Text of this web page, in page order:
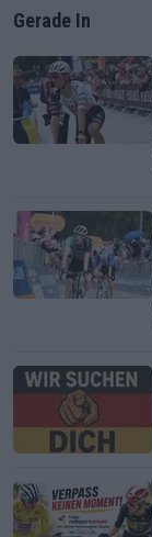
Gerade In